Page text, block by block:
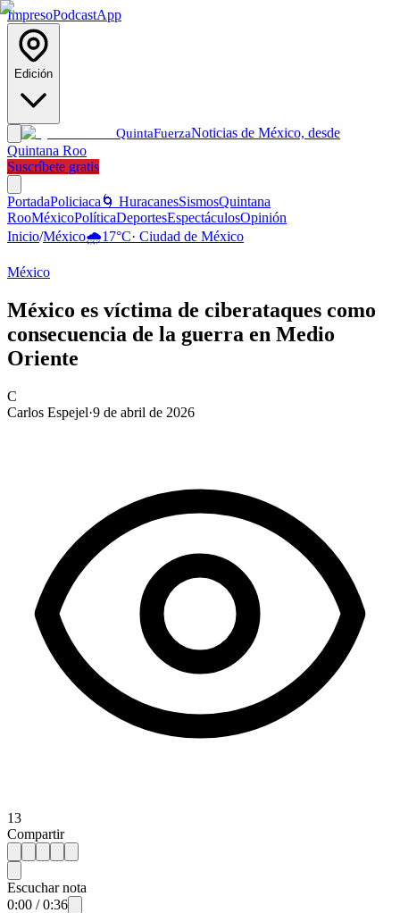
ImpresoPodcastApp
Edición
QuintaFuerzaNoticias de México, desde
Quintana Roo
Suscríbete gratis
PortadaPoliciaca 🌀 HuracanesSismosQuintana
RooMéxicoPolíticaDeportesEspectáculosOpinión
Inicio/México🌧️17°C· Ciudad de México
México
México es víctima de ciberataques como
consecuencia de la guerra en Medio
Oriente
C
Carlos Espejel·9 de abril de 2026
13
Compartir
Escuchar nota
0:00 /0:36